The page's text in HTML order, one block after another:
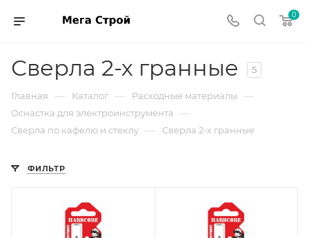
0
Сверла 2-х гранные 5
Главная — Каталог — Расходные материалы —
Оснастка для электроинструмента —
Сверла по кафелю и стеклу — Сверла 2-х гранные
ФИЛЬТР